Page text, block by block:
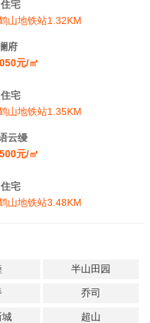
住宅
山地铁站1.32KM
府
元/㎡
住宅
山地铁站1.35KM
云缦
元/㎡
住宅
山地铁站3.48KM
半山田园
乔司
城 超山